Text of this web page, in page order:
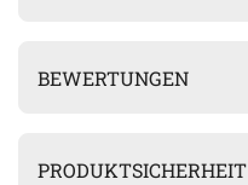
BEWERTUNGEN
PRODUKTSICHERHEIT